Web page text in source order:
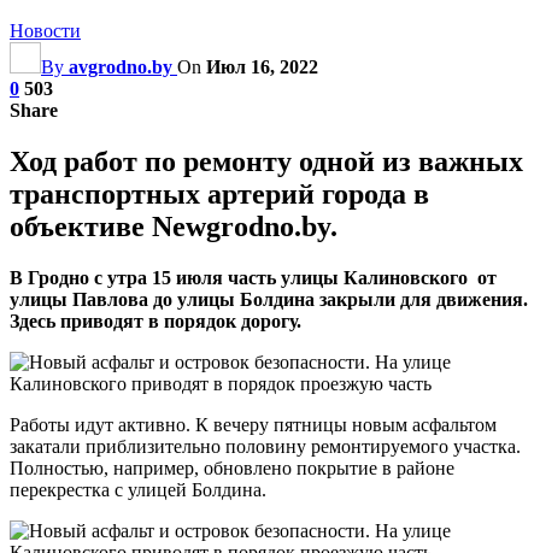
Новости
By avgrodno.by On Июл 16, 2022
0 503
Share
Ход работ по ремонту одной из важных
транспортных артерий города в
объективе Newgrodno.by.
В Гродно с утра 15 июля часть улицы Калиновского от
улицы Павлова до улицы Болдина закрыли для движения.
Здесь приводят в порядок дорогу.
Работы идут активно. К вечеру пятницы новым асфальтом
закатали приблизительно половину ремонтируемого участка.
Полностью, например, обновлено покрытие в районе
перекрестка с улицей Болдина.